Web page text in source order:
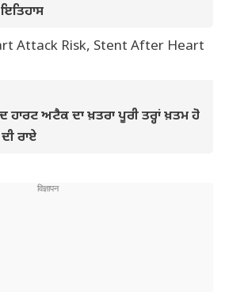
ਅਟੈਕ ਦਾ ਖ਼ਤਰਾ ਪੂਰੀ ਤਰ੍ਹਾਂ ਖ਼ਤਮ ਹੋ
ਰਾਏ